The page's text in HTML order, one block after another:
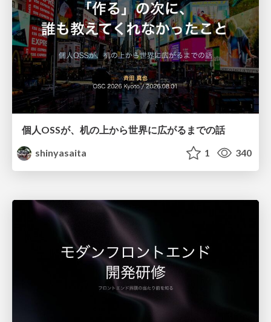
個人OSSが、机の上から世界に広がるまでの話
shinyasaita
1 340